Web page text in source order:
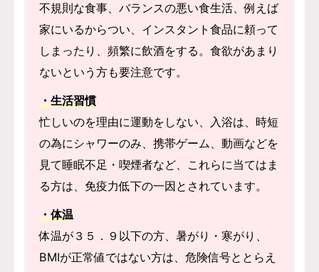
不規則な食事、バランスの悪い食生活、例えば
家にいるからつい、インスタント食品に頼って
しまったり、頻繁に飲酒をする。食欲があまり
ないという方も要注意です。
・生活習慣
忙しいのを理由に運動をしない、入浴は、時短
の為にシャワーのみ、携帯ゲーム、動画などを
見て睡眠不足・喫煙者など、これらに当てはま
る方は、免疫力低下の一因とされています。
・体温
体温が３５．９以下の方、暑がり・寒がり、
BⅯⅠが正常値ではない方は、危険信号ととらえ